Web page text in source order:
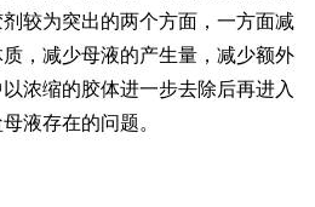
剂较为突出的两个方面，一方面减
，减少母液的产生量，减少额外
浓缩的胶体进一步去除后再进入
液存在的问题。